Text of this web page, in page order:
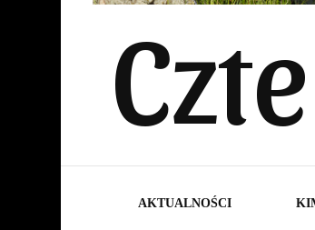
AKTUALNOŚCI